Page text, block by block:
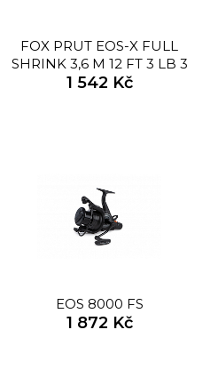
FOX PRUT EOS-X FULL
SHRINK 3,6 M 12 FT 3 LB 3
DÍL
1 542 Kč
EOS 8000 FS
1 872 Kč